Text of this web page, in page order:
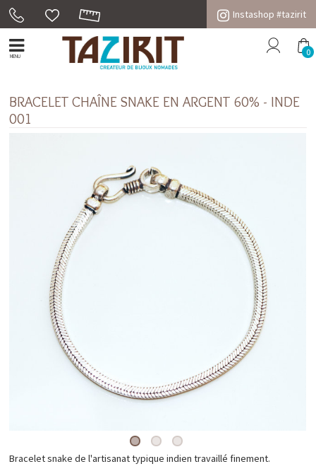
Instashop #tazirit
MENU 0
BRACELET CHAÎNE SNAKE EN ARGENT 60% - INDE
001
Bracelet snake de l'artisanat typique indien travaillé finement.